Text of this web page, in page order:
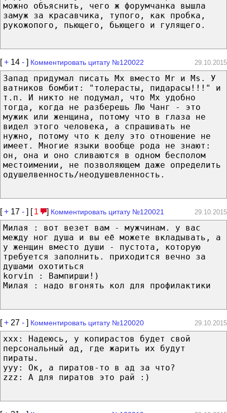
можно объяснить, чего ж форумчанка вышла
замуж за красавчика, тупого, как пробка,
рукожопого, пьющего, бьющего и гулящего.
[+ 14 - ] Комментировать цитату №120022 29.10.2015
Запад придумал писать Mx вместо Mr и Ms. У
ватников бомбит: "толерасты, пидарасы!!!" и
т.п. И никто не подумал, что Mx удобно
тогда, когда не разберешь Лю Чанг - это
мужик или женщина, потому что в глаза не
видел этого человека, а спрашивать не
нужно, потому что к делу это отношение не
имеет. Многие языки вообще рода не знают:
он, она и оно сливаются в одном бесполом
местоимении, не позволяющем даже определить
одушелвенность/неодушевленность.
[+ 17 - ] [ 1 ] Комментировать цитату №120021 29.10.2015
Милая : вот везет вам - мужчинам. у вас
между ног душа и вы её можете вкладывать, а
у женщин вместо души - пустота, которую
требуется заполнить. приходится вечно за
душами охотиться
korvin : Вампирши!)
Милая : надо вгонять кол для профилактики
[+ 27 - ] Комментировать цитату №120020 29.10.2015
xxx: Надеюсь, у копирастов будет свой
персональный ад, где жарить их будут
пираты.
yyy: Ок, а пиратов-то в ад за что?
zzz: А для пиратов это рай :)